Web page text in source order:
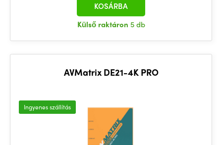
Külső raktáron 5 db
KOSÁRBA
AVMatrix DE21-4K PRO
Ingyenes szállítás